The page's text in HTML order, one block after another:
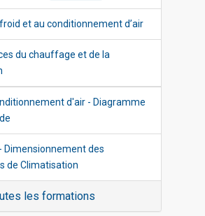
et au conditionnement d’air
du chauffage et de la
d'air - Diagramme
Dimensionnement des
de Climatisation
les formations